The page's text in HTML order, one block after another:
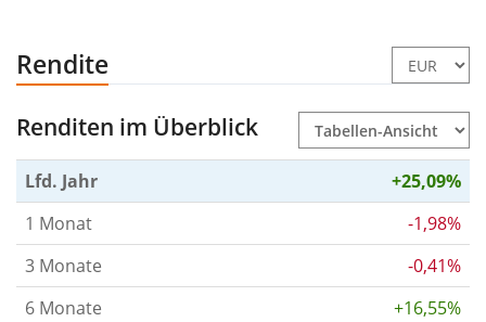
Rendite
Renditen im Überblick
Lfd. Jahr
+25,09%
1 Monat
-1,98%
3 Monate
-0,41%
6 Monate
+16,55%